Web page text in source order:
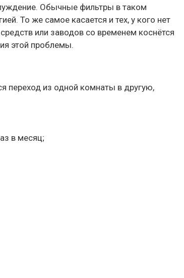
Обычные фильтры в таком
То же самое касается и тех, у кого нет
или заводов со временем коснётся
этой проблемы.
переход из одной комнаты в другую,
в месяц;